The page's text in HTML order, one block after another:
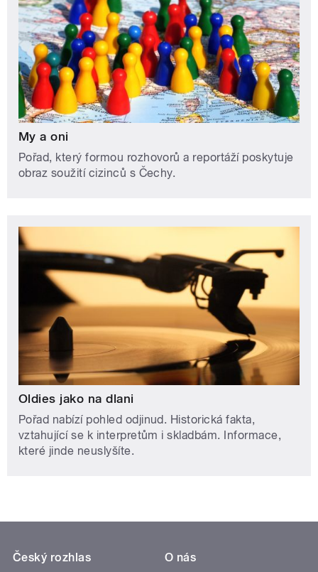
My a oni
Pořad, který formou rozhovorů a reportáží poskytuje
obraz soužití cizinců s Čechy.
Oldies jako na dlani
Pořad nabízí pohled odjinud. Historická fakta,
vztahující se k interpretům i skladbám. Informace,
které jinde neuslyšíte.
Český rozhlas
O nás